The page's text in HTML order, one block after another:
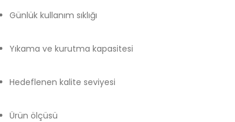
Günlük kullanım sıklığı
Yıkama ve kurutma kapasitesi
Hedeflenen kalite seviyesi
Ürün ölçüsü